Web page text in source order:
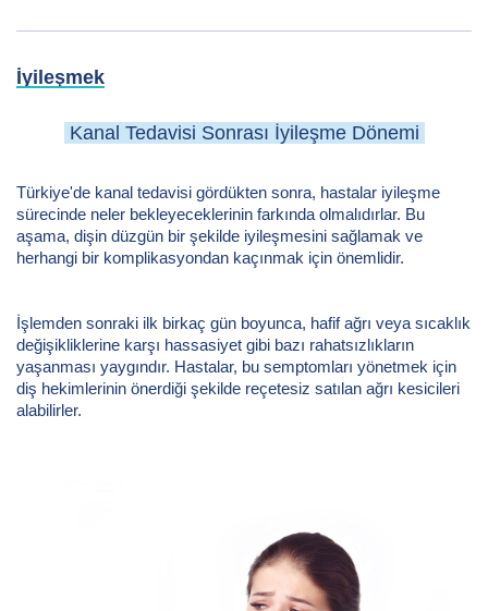
İyileşmek
Kanal Tedavisi Sonrası İyileşme Dönemi
Türkiye'de kanal tedavisi gördükten sonra, hastalar iyileşme
sürecinde neler bekleyeceklerinin farkında olmalıdırlar. Bu
aşama, dişin düzgün bir şekilde iyileşmesini sağlamak ve
herhangi bir komplikasyondan kaçınmak için önemlidir.
İşlemden sonraki ilk birkaç gün boyunca, hafif ağrı veya sıcaklık
değişikliklerine karşı hassasiyet gibi bazı rahatsızlıkların
yaşanması yaygındır. Hastalar, bu semptomları yönetmek için
diş hekimlerinin önerdiği şekilde reçetesiz satılan ağrı kesicileri
alabilirler.